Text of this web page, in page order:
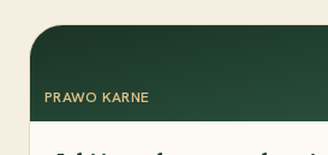
PRAWO KARNE